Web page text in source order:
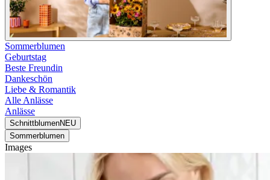
Sommerblumen
Geburtstag
Beste Freundin
Dankeschön
Liebe & Romantik
Alle Anlässe
Anlässe
SchnittblumenNEU
Sommerblumen
Images